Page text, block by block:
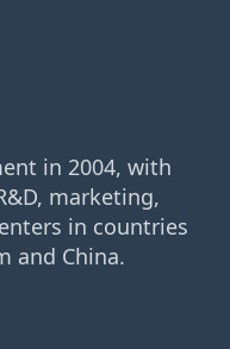
in 2004, with
marketing,
in countries
and China.